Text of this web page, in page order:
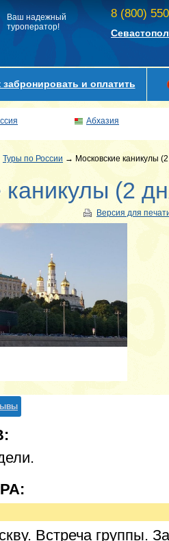
Ваш надежный
туроператор!
8 (800)
и оплатить
Абхазия
Туры по России → Московские каникулы
каникулы (2
Версия для
Встреча группы.